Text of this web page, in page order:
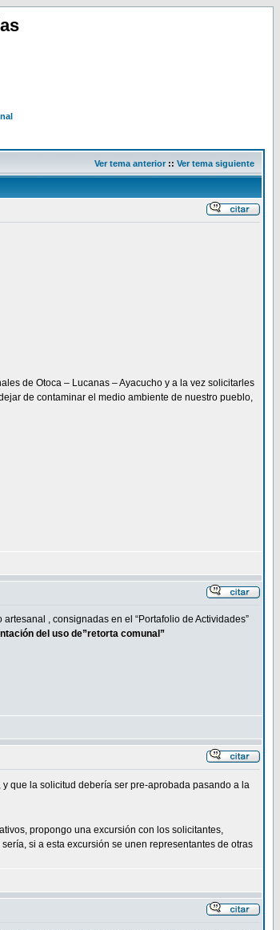
Ver tema anterior:: Ver tema siguiente
de Otoca – Lucanas – Ayacucho y a la vez solicitarles
de contaminar el medio ambiente de nuestro pueblo,
, consignadas en el “Portafolio de Actividades”
del uso de”retorta comunal”
que la solicitud debería ser pre-aprobada pasando a la
propongo una excursión con los solicitantes,
si a esta excursión se unen representantes de otras